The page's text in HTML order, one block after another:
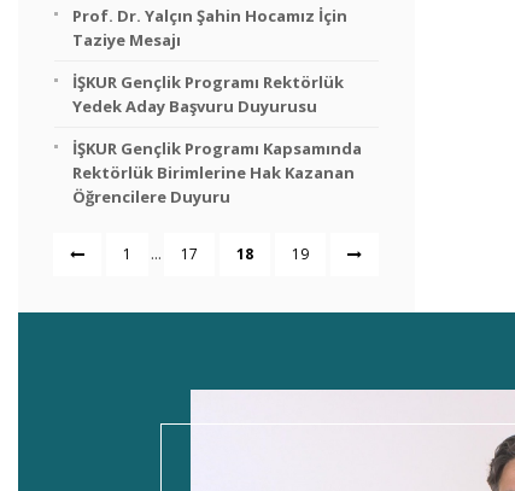
Prof. Dr. Yalçın Şahin Hocamız İçin
Taziye Mesajı
İŞKUR Gençlik Programı Rektörlük
Yedek Aday Başvuru Duyurusu
İŞKUR Gençlik Programı Kapsamında
Rektörlük Birimlerine Hak Kazanan
Öğrencilere Duyuru
1 ... 17 18 19